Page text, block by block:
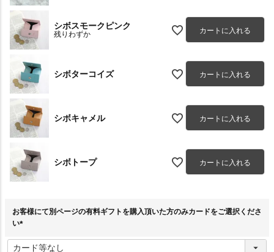
シボスモークピンク
残りわずか カートに入れる
シボターコイズ カートに入れる
シボキャメル カートに入れる
シボトープ カートに入れる
お客様にて別ページの有料ギフトを購入頂いた方のみカードをご選択くださ
い
必